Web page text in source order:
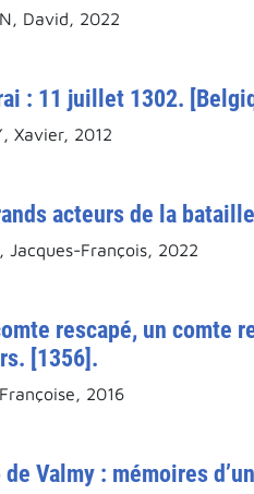
David, 2022
: 11 juillet 1302.
Xavier, 2012
acteurs de la
Jacques-François, 2022
rescapé, un comte
[1356].
2016
de Valmy : mémoires